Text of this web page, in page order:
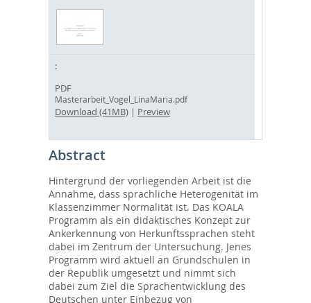
PDF
Masterarbeit_Vogel_LinaMaria.pdf
Download (41MB) | Preview
Abstract
Hintergrund der vorliegenden Arbeit ist die
Annahme, dass sprachliche Heterogenität im
Klassenzimmer Normalität ist. Das KOALA
Programm als ein didaktisches Konzept zur
Ankerkennung von Herkunftssprachen steht
dabei im Zentrum der Untersuchung. Jenes
Programm wird aktuell an Grundschulen in
der Republik umgesetzt und nimmt sich
dabei zum Ziel die Sprachentwicklung des
Deutschen unter Einbezug von